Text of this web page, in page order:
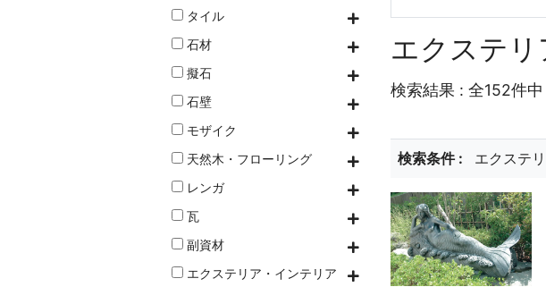
タイル
石材
擬石
石壁
モザイク
天然木・フローリング
レンガ
瓦
副資材
エクステリア・インテリア
エクステリ
検索結果 : 全152件
検索条件 : エクステ